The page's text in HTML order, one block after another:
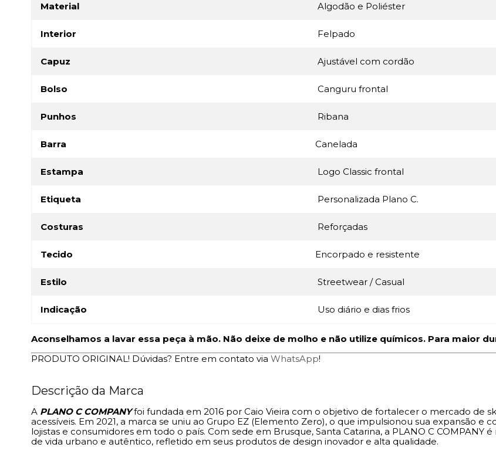
Material Algodão e Poliéster
Interior Felpado
Capuz Ajustável com cordão
Bolso Canguru frontal
Punhos Ribana
Barra Canelada
Estampa Logo Classic frontal
Etiqueta Personalizada Plano C.
Costuras Reforçadas
Tecido Encorpado e resistente
Estilo Streetwear / Casual
Indicação Uso diário e dias frios
Aconselhamos a lavar essa peça à mão. Não deixe de molho e não utilize químicos. Para maior
PRODUTO ORIGINAL! Dúvidas? Entre em contato via WhatsApp!
Descrição da Marca
A PLANO C COMPANYfoi fundada em 2016 por Caio Vieira com o objetivo de fortalecer o mercado de
acessíveis. Em 2021, a marca se uniu ao Grupo EZ (Elemento Zero), o que impulsionou sua expansão e
lojistas e consumidores em todo o país. Com sede em Brusque, Santa Catarina, a PLANO C
de vida urbano e autêntico, refletido em seus produtos de design inovador e alta qualidade.